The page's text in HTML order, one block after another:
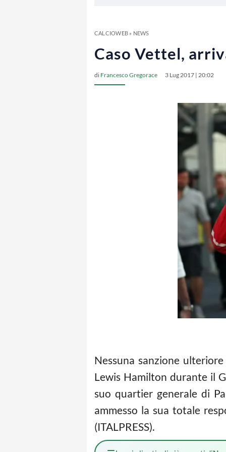
CALCIOWEB» NEWS
Caso Vettel,
di Francesco Gregorace 3 Lug 2017 | 20:02
Nessuna sanzione
Lewis Hamilton durante il
suo quartier generale di
ammesso la sua totale
(ITALPRESS).